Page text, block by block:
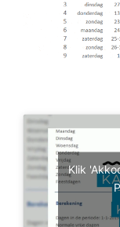
Klik